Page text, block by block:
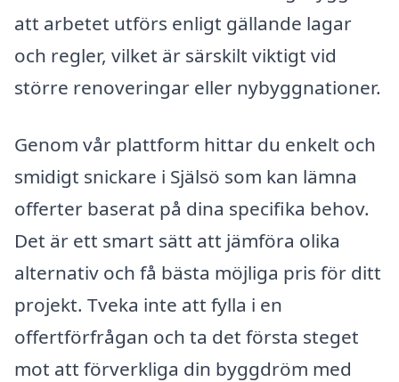
att arbetet utförs enligt gällande lagar
och regler, vilket är särskilt viktigt vid
större renoveringar eller nybyggnationer.
Genom vår plattform hittar du enkelt och
smidigt snickare i Själsö som kan lämna
offerter baserat på dina specifika behov.
Det är ett smart sätt att jämföra olika
alternativ och få bästa möjliga pris för ditt
projekt. Tveka inte att fylla i en
offertförfrågan och ta det första steget
mot att förverkliga din byggdröm med